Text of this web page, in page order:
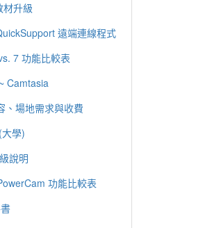
材升級
遠端連線程式
7 功能比較表
Camtasia
、場地需求與收費
學)
說明
功能比較表